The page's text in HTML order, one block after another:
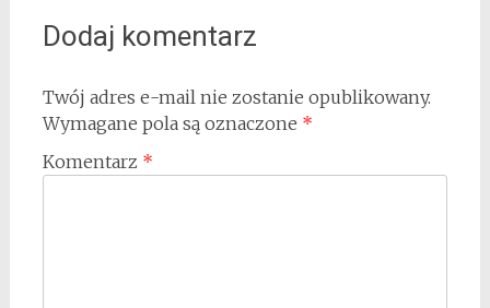
Dodaj komentarz
Twój adres e-mail nie zostanie opublikowany.
Wymagane pola są oznaczone *
Komentarz *